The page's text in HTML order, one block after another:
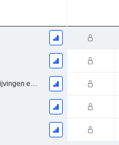
Bedrijfssegmenten - afschrijvingen en waardeverminderingen